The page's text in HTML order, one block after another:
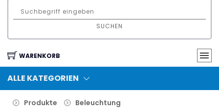
SUCHEN
WARENKORB
ALLE KATEGORIEN
Produkte
Beleuchtung